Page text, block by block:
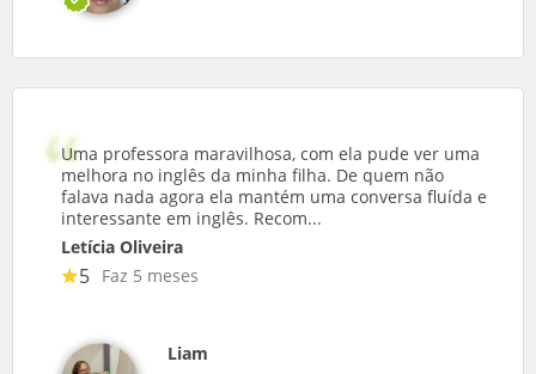
Uma professora maravilhosa, com ela pude ver uma
melhora no inglês da minha filha. De quem não
falava nada agora ela mantém uma conversa fluída e
interessante em inglês. Recom...
Letícia Oliveira
5 Faz 5 meses
Liam